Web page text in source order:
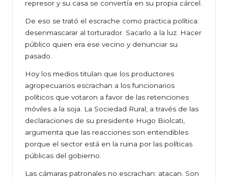
represor y su casa se convertía en su propia cárcel.
De eso se trató el escrache como practica política:
desenmascarar al torturador. Sacarlo a la luz. Hacer
público quien era ese vecino y denunciar su
pasado.
Hoy los medios titulan que los productores
agropecuarios escrachan a los funcionarios
políticos que votaron a favor de las retenciones
móviles a la soja. La Sociedad Rural, a través de las
declaraciones de su presidente Hugo Biolcati,
argumenta que las reacciones son entendibles
porque el sector está en la ruina por las políticas
públicas del gobierno.
Las cámaras patronales no escrachan: atacan. Son